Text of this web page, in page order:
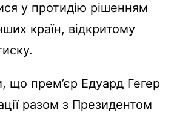
у протидію рішенням
країн, відкритому
що прем’єр Едуард Гегер
разом з Президентом